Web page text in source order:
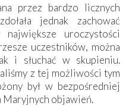
przez bardzo licznych
jednak zachować
uroczystości
uczestników, można
i słuchać w skupieniu.
z tej możliwości tym
był w bezpośredniej
Maryjnych objawień.